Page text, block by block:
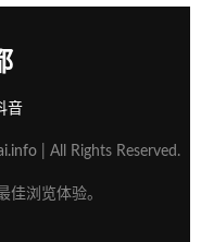
音
| All Rights Reserved.
佳浏览体验。